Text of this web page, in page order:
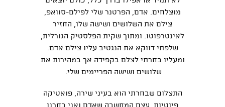
מוצלחים. אדם, הפרטנר שלי לפילם-סוואפ,
צילם את השלושים ושישה שלו, החזיר
לאינטרפוטו. ומתוך שקית הפלסטיק הגורלית,
שלפתי דווקא את הנגטיב עליו צילם אדם.
ומעליו בחרתי לצלם בקפידה אך במהירות את
שלושים ושישה הפריימים שלי.
התצלום שבחרתי הוא בעיני שירה, פואטיקה